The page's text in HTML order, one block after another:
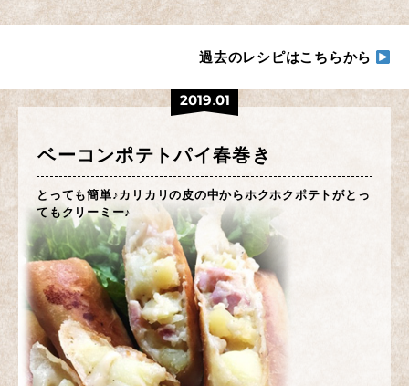
過去のレシピはこちらから
2019.01
ベーコンポテトパイ春巻き
とっても簡単♪カリカリの皮の中からホクホクポテトがとっ
てもクリーミー♪